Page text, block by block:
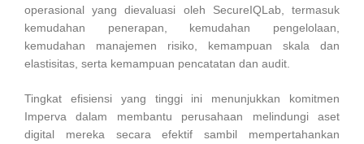
operasional yang dievaluasi oleh SecureIQLab, termasuk
kemudahan penerapan, kemudahan pengelolaan,
kemudahan manajemen risiko, kemampuan skala dan
elastisitas, serta kemampuan pencatatan dan audit.
Tingkat efisiensi yang tinggi ini menunjukkan komitmen
Imperva dalam membantu perusahaan melindungi aset
digital mereka secara efektif sambil mempertahankan